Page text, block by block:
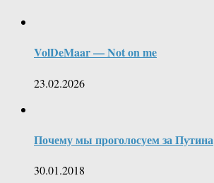
VolDeMaar — Not on me
23.02.2026
Почему мы проголосуем за Путина
30.01.2018